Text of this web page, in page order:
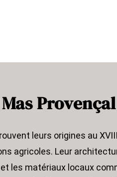
Provençal
leurs origines au
agricoles. Leur
et les matériaux locaux